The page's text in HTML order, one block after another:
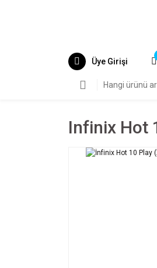
Üye Girişi
Infinix Hot